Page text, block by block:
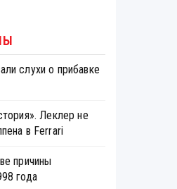
слухи о прибавке
Леклер не
в Ferrari
причины
года